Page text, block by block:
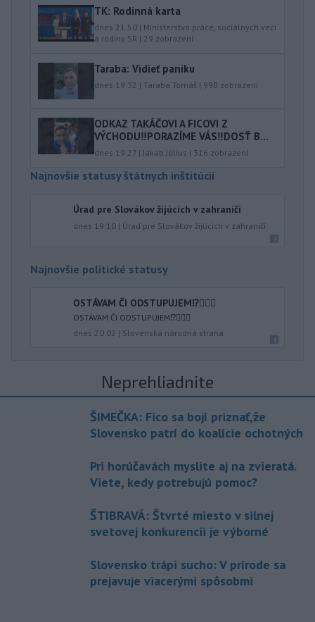
TK: Rodinná karta
dnes 21:50 | Ministerstvo práce, sociálnych vecí
a rodiny SR | 29 zobrazení
Taraba: Vidieť paniku
dnes 19:32 | Taraba Tomáš | 998 zobrazení
ODKAZ TAKÁČOVI A FICOVI Z
VÝCHODU‼️PORAZÍME VÁS‼️DOSŤ B...
dnes 19:27 |Jakab Július | 316 zobrazení
Najnovšie statusy štátnych inštitúcií
Úrad pre Slovákov žijúcich v zahraničí
dnes 19:10 | Úrad pre Slovákov žijúcich v zahraničí
Najnovšie politické statusy
OSTÁVAM ČI ODSTUPUJEM⁉️🤷🏻‍♂️
OSTÁVAM ČI ODSTUPUJEM⁉️🤷🏻‍♂️
dnes 20:02 | Slovenská národná strana
Neprehliadnite
ŠIMEČKA: Fico sa bojí priznať,že
Slovensko patrí do koalície ochotných
Pri horúčavách myslite aj na zvieratá.
Viete, kedy potrebujú pomoc?
ŠTIBRAVÁ: Štvrté miesto v silnej
svetovej konkurencii je výborné
Slovensko trápi sucho: V prírode sa
prejavuje viacerými spôsobmi